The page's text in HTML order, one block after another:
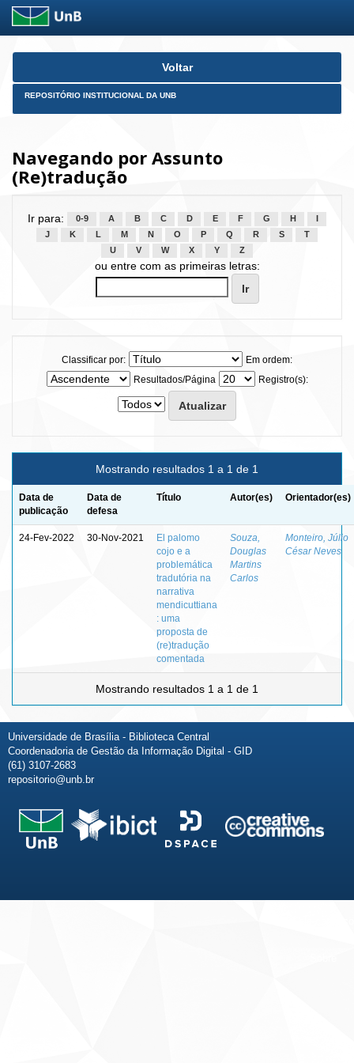
Skip
Voltar
REPOSITÓRIO INSTITUCIONAL DA UNB
Navegando por Assunto
(Re)tradução
Ir para: 0-9 A B C D E F G H
J
K L M N O P Q R S
T
U
V W X Y Z
ou entre com as primeiras letras:
Classificar por:
Em ordem:
Resultados/Página
Registro(s):
Mostrando resultados 1 a 1 de 1
Data de
publicação
Data de
defesa
Título Autor(es) Orientador(es)
24-Fev-2022 30-Nov-2021
El palomo
cojo e a
problemática
tradutória na
narrativa
mendicuttiana
: uma
proposta de
(re)tradução
comentada
Souza,
Douglas
Martins
Carlos
Monteiro, Júlio
César Neves
Mostrando resultados 1 a 1 de 1
Universidade de Brasília - Biblioteca Central
Coordenadoria de Gestão da Informação Digital - GID
(61) 3107-2683
repositorio@unb.br